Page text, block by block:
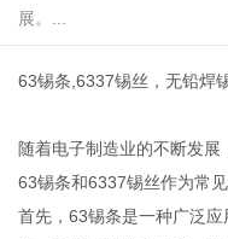
展。...
63锡条,6337锡丝，无铅焊
随着电子制造业的不断发
63锡条和6337锡丝作为常
首先，63锡条是一种广泛